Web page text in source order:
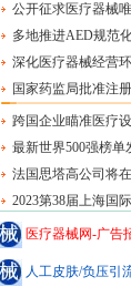
公开征求医疗器械
多地推进AED规范
深化医疗器械经营
国家药监局批准注
跨国企业瞄准医疗
最新世界500强榜
法国思塔高公司将
2023第38届上海国
医疗器械网-广告
人工皮肤/负压引